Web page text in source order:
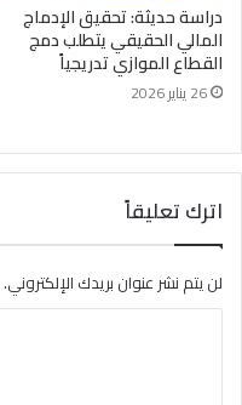
دراسة حديثة: تحقيق الإدماج
المالي الحقيقي يتطلب دمج
القطاع الموازي تدريجياً
26 يناير 2026
اترك تعليقاً
لن يتم نشر عنوان بريدك الإلكتروني.